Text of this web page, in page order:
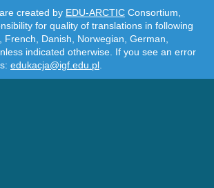
created by EDU-ARCTIC Consortium,
for quality of translations in following
French, Danish, Norwegian, German,
indicated otherwise. If you see an error
edukacja@igf.edu.pl.